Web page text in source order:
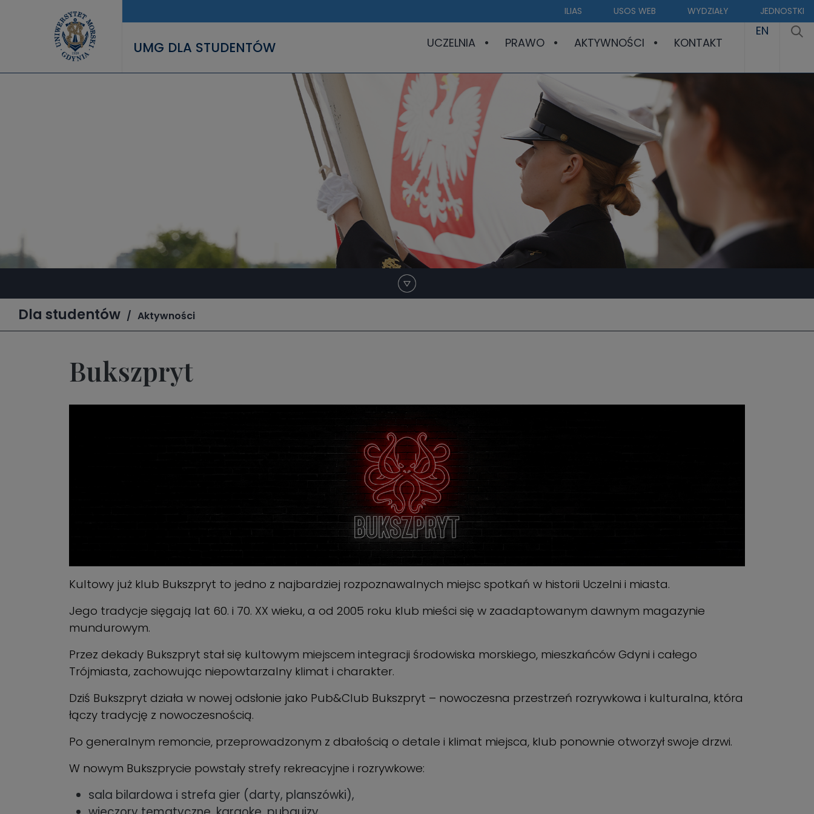
ILIAS USOS WEB WYDZIAŁY JEDNOSTKI
UMG DLA STUDENTÓW UCZELNIA PRAWO AKTYWNOŚCI KONTAKT
EN
Dla studentów Aktywności
Bukszpryt
Kultowy już klub Bukszpryt to jedno z najbardziej rozpoznawalnych miejsc spotkań w historii Uczelni i miasta.
Jego tradycje sięgają lat 60. i 70. XX wieku, a od 2005 roku klub mieści się w zaadaptowanym dawnym magazynie
mundurowym.
Przez dekady Bukszpryt stał się kultowym miejscem integracji środowiska morskiego, mieszkańców Gdyni i całego
Trójmiasta, zachowując niepowtarzalny klimat i charakter.
Dziś Bukszpryt działa w nowej odsłonie jako Pub&Club Bukszpryt – nowoczesna przestrzeń rozrywkowa i kulturalna, która
łączy tradycję z nowoczesnością.
Po generalnym remoncie, przeprowadzonym z dbałością o detale i klimat miejsca, klub ponownie otworzył swoje drzwi.
W nowym Bukszprycie powstały strefy rekreacyjne i rozrywkowe:
sala bilardowa i strefa gier (darty, planszówki),